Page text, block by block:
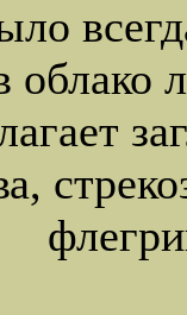
облако